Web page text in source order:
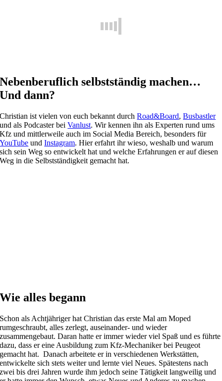
Nebenberuflich selbstständig machen…
Und dann?
Christian ist vielen von euch bekannt durchRoad&Board,Busbastler
und als Podcaster beiVanlust. Wir kennen ihn als Experten rund ums
Kfz und mittlerweile auch im Social Media Bereich, besonders für
YouTube undInstagram. Hier erfahrt ihr wieso, weshalb und warum
sich sein Weg so entwickelt hat und welche Erfahrungen er auf diesen
Weg in die Selbstständigkeit gemacht hat.
Wie alles begann
Schon als Achtjähriger hat Christian das erste Mal am Moped
rumgeschraubt, alles zerlegt, auseinander- und wieder
zusammengebaut. Daran hatte er immer wieder viel Spaß und es führte
dazu, dass er eine Ausbildung zum Kfz-Mechaniker bei Peugeot
gemacht hat. Danach arbeitete er in verschiedenen Werkstätten,
entwickelte sich stets weiter und lernte viel Neues. Spätestens nach
zwei bis drei Jahren wurde ihm jedoch seine Tätigkeit langweilig und